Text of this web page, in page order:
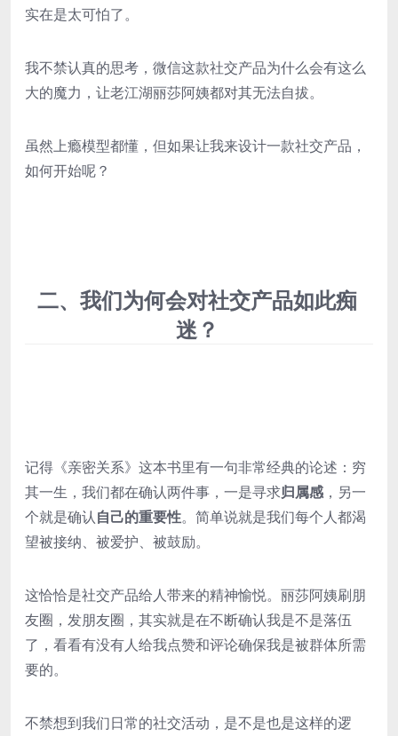
实在是太可怕了。
我不禁认真的思考，微信这款社交产品为什么会有这么
大的魔力，让老江湖丽莎阿姨都对其无法自拔。
虽然上瘾模型都懂，但如果让我来设计一款社交产品，
如何开始呢？
二、我们为何会对社交产品如此痴
迷？
记得《亲密关系》这本书里有一句非常经典的论述：穷
其一生，我们都在确认两件事，一是寻求归属感 ，另一
个就是确认自己的重要性。简单说就是我们每个人都渴
望被接纳、被爱护、被鼓励。
这恰恰是社交产品给人带来的精神愉悦。丽莎阿姨刷朋
友圈，发朋友圈，其实就是在不断确认我是不是落伍
了，看看有没有人给我点赞和评论确保我是被群体所需
要的。
不禁想到我们日常的社交活动，是不是也是这样的逻